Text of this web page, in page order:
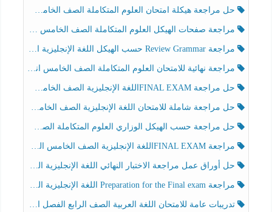
حل مراجعة هيكلة امتحان العلوم المتكاملة الصف الخامس عام الفصل الثالث
مراجعة صفحات الهيكل العلوم المتكاملة الصف الخامس انسبير الفصل الثالث
مراجعة Review Grammar حسب الهيكل اللغة الإنجليزية الصف الخامس الفصل الثالث
مراجعة نهائية للامتحان العلوم المتكاملة الصف الخامس انسبير الفصل الثالث
حل مراجعة FINAL EXAMاللغة الإنجليزية الصف الخامس الفصل الثالث
حل مراجعة شاملة للامتحان اللغة الإنجليزية الصف الخامس الفصل الثالث
حل مراجعة حسب الهيكل الوزاري العلوم المتكاملة الصف الخامس عام الفصل الثالث
مراجعة FINAL EXAMاللغة الإنجليزية الصف الخامس الفصل الثالث
حل أوراق عمل مراجعة الاختبار النهائي اللغة الإنجليزية الصف الرابع الفصل الثالث
مراجعة Preparation for the Final exam اللغة الإنجليزية الصف الرابع الفصل الثالث
تدريبات عامة للامتحان اللغة العربية الصف الرابع الفصل الثالث